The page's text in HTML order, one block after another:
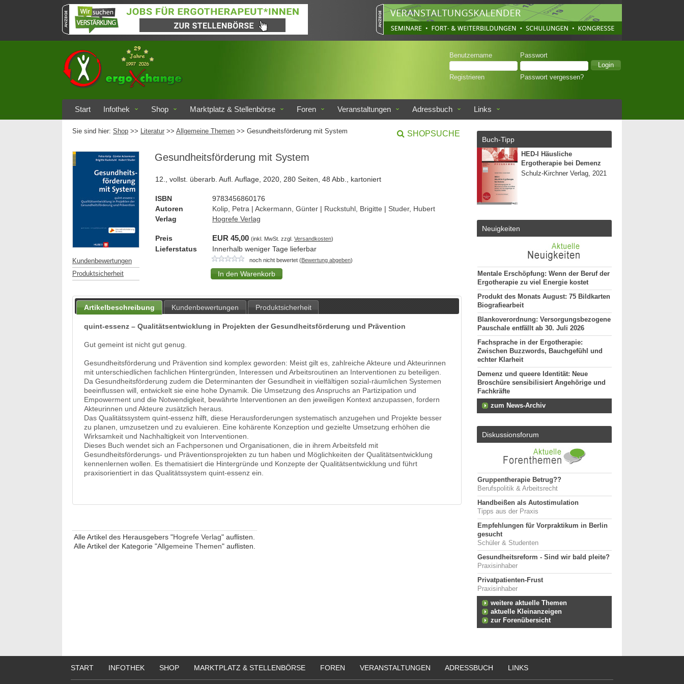
Benutzername Passwort
Registrieren Passwort vergessen?
Start Infothek Shop Marktplatz & Stellenbörse Foren Veranstaltungen Adressbuch Links
Sie sind hier: Shop >> Literatur >> Allgemeine Themen >> Gesundheitsförderung mit System SHOPSUCHE
Kundenbewertungen
Produktsicherheit
Gesundheitsförderung mit System
12., vollst. überarb. Aufl. Auflage, 2020, 280 Seiten, 48 Abb., kartoniert
ISBN
9783456860176
Autoren
Kolip, Petra | Ackermann, Günter | Ruckstuhl, Brigitte | Studer, Hubert
Verlag
Hogrefe Verlag
Preis EUR 45,00 (inkl. MwSt. zzgl. Versandkosten)
Lieferstatus Innerhalb weniger Tage lieferbar
noch nicht bewertet (Bewertung abgeben)
Artikelbeschreibung Kundenbewertungen Produktsicherheit
quint-essenz – Qualitätsentwicklung in Projekten der Gesundheitsförderung und Prävention
Gut gemeint ist nicht gut genug.
Gesundheitsförderung und Prävention sind komplex geworden: Meist gilt es, zahlreiche Akteure und Akteurinnen
mit unterschiedlichen fachlichen Hintergründen, Interessen und Arbeitsroutinen an Interventionen zu beteiligen.
Da Gesundheitsförderung zudem die Determinanten der Gesundheit in vielfältigen sozial-räumlichen Systemen
beeinflussen will, entwickelt sie eine hohe Dynamik. Die Umsetzung des Anspruchs an Partizipation und
Empowerment und die Notwendigkeit, bewährte Interventionen an den jeweiligen Kontext anzupassen, fordern
Akteurinnen und Akteure zusätzlich heraus.
Das Qualitätssystem quint-essenz hilft, diese Herausforderungen systematisch anzugehen und Projekte besser
zu planen, umzusetzen und zu evaluieren. Eine kohärente Konzeption und gezielte Umsetzung erhöhen die
Wirksamkeit und Nachhaltigkeit von Interventionen.
Dieses Buch wendet sich an Fachpersonen und Organisationen, die in ihrem Arbeitsfeld mit
Gesundheitsförderungs- und Präventionsprojekten zu tun haben und Möglichkeiten der Qualitätsentwicklung
kennenlernen wollen. Es thematisiert die Hintergründe und Konzepte der Qualitätsentwicklung und führt
praxisorientiert in das Qualitätssystem quint-essenz ein.
Alle Artikel des Herausgebers "Hogrefe Verlag" auflisten.
Alle Artikel der Kategorie "Allgemeine Themen" auflisten.
Buch-Tipp
HED-I Häusliche
Ergotherapie bei Demenz
Schulz-Kirchner Verlag, 2021
Neuigkeiten
Mentale Erschöpfung: Wenn der Beruf der
Ergotherapie zu viel Energie kostet
Produkt des Monats August: 75 Bildkarten
Biografiearbeit
Blankoverordnung: Versorgungsbezogene
Pauschale entfällt ab 30. Juli 2026
Fachsprache in der Ergotherapie:
Zwischen Buzzwords, Bauchgefühl und
echter Klarheit
Demenz und queere Identität: Neue
Broschüre sensibilisiert Angehörige und
Fachkräfte
zum News-Archiv
Diskussionsforum
Gruppentherapie Betrug??
Berufspolitik & Arbeitsrecht
Handbeißen als Autostimulation
Tipps aus der Praxis
Empfehlungen für Vorpraktikum in Berlin
gesucht
Schüler & Studenten
Gesundheitsreform - Sind wir bald pleite?
Praxisinhaber
Privatpatienten-Frust
Praxisinhaber
weitere aktuelle Themen
aktuelle Kleinanzeigen
zur Forenübersicht
START INFOTHEK SHOP MARKTPLATZ & STELLENBÖRSE FOREN VERANSTALTUNGEN ADRESSBUCH LINKS